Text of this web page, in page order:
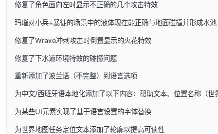
修复了角色面向左时显示不正确的几个攻击特效
玛瑙对小兵+暴徒的场景中的液体现在能正确与地面碰撞并形成水池
修复了Wraxe冲刺攻击时倒置显示的火花特效
修复了下水道环境特效的碰撞问题
重新添加了波兰语（不完整）到语言选项
为中文/西班牙语本地化添加了以下内容：帮助文本、位置名称（
为某些UI元素实现了基于语言设置的字体替换
为世界地图任务定位文本添加了轮廓以提高可读性